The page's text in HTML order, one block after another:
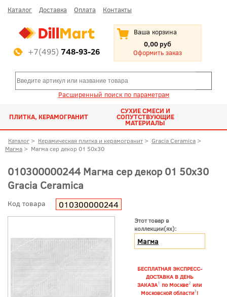
Каталог Доставка Оплата Контакты
+7(495) 748-93-26
Ваша корзина
0,00 руб
Оформить заказ
Расширенный поиск по параметрам
ПЛИТКА, КЕРАМОГРАНИТ
СУХИЕ СМЕСИ И
СОПУТСТВУЮЩИЕ
МАТЕРИАЛЫ
Каталог > Керамическая плитка и керамогранит > Gracia Ceramica >
Магма > Магма сер декор 01 50x30
010300000244 Магма сер декор 01 50x30
Gracia Ceramica
Код товара 010300000244
Этот товар в
коллекции(ях):
Магма
БЕСПЛАТНАЯ ЭКСПРЕСС-
ДОСТАВКА В ДЕНЬ
ЗАКАЗА1 по Москве2 или
Московской области3!